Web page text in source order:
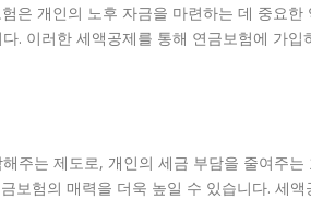
은 개인의 노후 자금을 마련하는 데 중요한
. 이러한 세액공제를 통해 연금보험에 가입
주는 제도로, 개인의 세금 부담을 줄여주는
보험의 매력을 더욱 높일 수 있습니다. 세